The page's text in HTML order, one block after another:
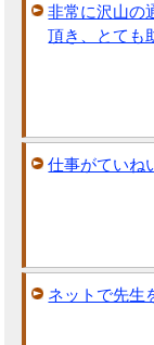
非常に沢山の
頂き、とても
仕事がていね
ネットで先生